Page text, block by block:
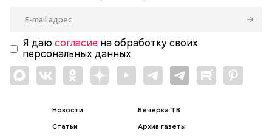
Я даю согласие на обработку своих
персональных данных.
Новости
Статьи
Вечерка ТВ
Архив газеты